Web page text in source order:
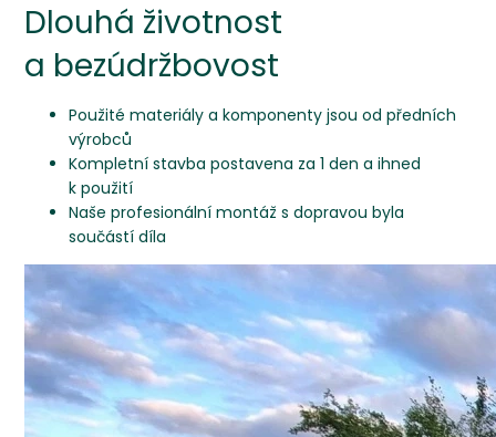
Dlouhá životnost
a bezúdržbovost
Použité materiály a komponenty jsou od předních
výrobců
Kompletní stavba postavena za 1 den a ihned
k použití
Naše profesionální montáž s dopravou byla
součástí díla